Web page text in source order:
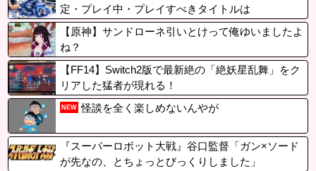
定・プレイ中・プレイすべきタイトルは
【原神】サンドローネ引いとけって俺ゆいましたよ
ね？
【FF14】Switch2版で最新絶の「絶妖星乱舞」をク
リアした猛者が現れる！
NEW 怪談を全く楽しめないんやが
『スーパーロボット大戦』谷口監督「ガン×ソード
が先なの、とちょっとびっくりしました」